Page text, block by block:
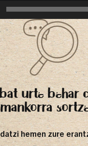
urte behar
hemen zure